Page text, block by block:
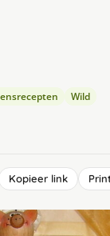
Wild
Kopieer link